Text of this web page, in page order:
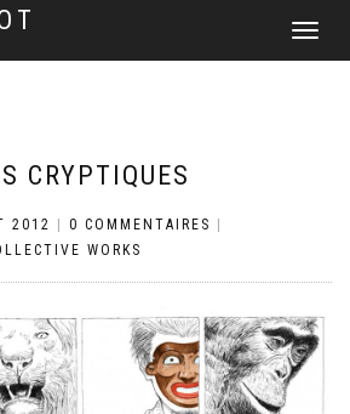
DÉPLIER
CRYPTIQUES
2012 0 COMMENTAIRES
WORKS